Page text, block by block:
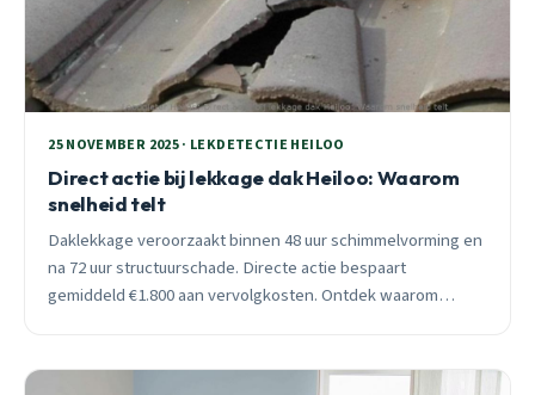
25 NOVEMBER 2025 · LEKDETECTIE HEILOO
Direct actie bij lekkage dak Heiloo: Waarom
snelheid telt
Daklekkage veroorzaakt binnen 48 uur schimmelvorming en
na 72 uur structuurschade. Directe actie bespaart
gemiddeld €1.800 aan vervolgkosten. Ontdek waarom